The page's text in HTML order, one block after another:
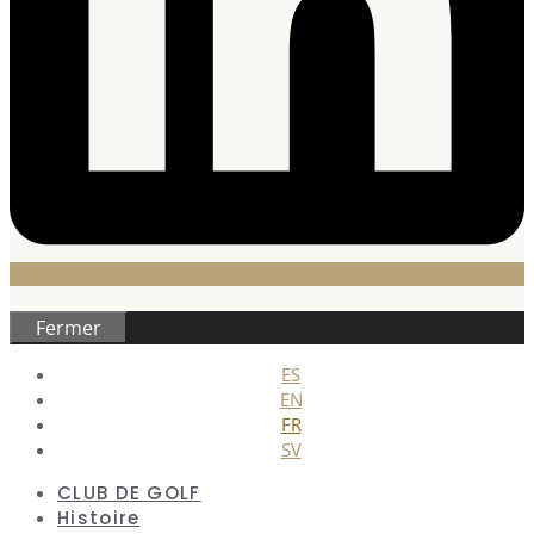
Fermer
ES
EN
FR
SV
CLUB DE GOLF
Histoire